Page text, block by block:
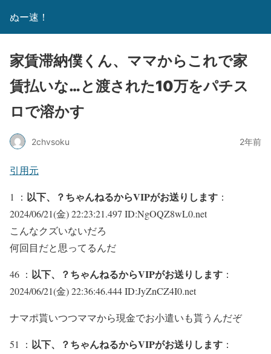
ぬー速！
家賃滞納僕くん、ママからこれで家
賃払いな…と渡された10万をパチス
ロで溶かす
2chvsoku 2年前
引用元
1 ： 以下、？ちゃんねるからVIPがお送りします ：
2024/06/21(金) 22:23:21.497 ID:NgOQZ8wL0.net
こんなクズいないだろ
何回目だと思ってるんだ
46 ： 以下、？ちゃんねるからVIPがお送りします ：
2024/06/21(金) 22:36:46.444 ID:JyZnCZ4I0.net
ナマポ貰いつつママから現金でお小遣いも貰うんだぞ
51 ： 以下、？ちゃんねるからVIPがお送りします ：